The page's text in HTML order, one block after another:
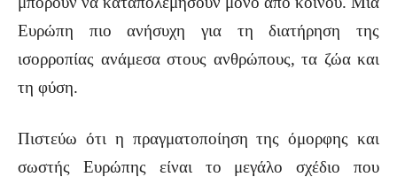
Ευρώπη πιο ανήσυχη για τη διατήρηση της
ισορροπίας ανάμεσα στους ανθρώπους, τα ζώα και
τη φύση.
Πιστεύω ότι η πραγματοποίηση της όμορφης και
σωστής Ευρώπης είναι το μεγάλο σχέδιο που